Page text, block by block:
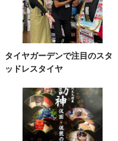
タイヤガーデンで注目のスタ
ッドレスタイヤ